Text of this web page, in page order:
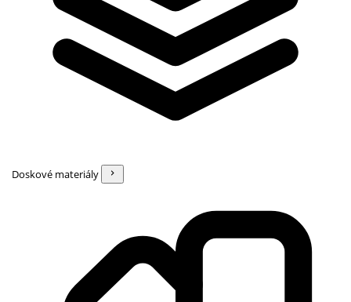
Doskové materiály